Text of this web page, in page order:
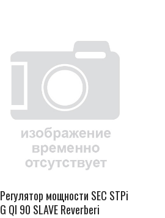
Регулятор мощности SEC STPi
G QI 90 SLAVE Reverberi